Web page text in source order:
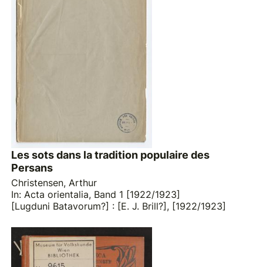
Les sots dans la tradition populaire des
Persans
Christensen, Arthur
In: Acta orientalia, Band 1 [1922/1923]
[Lugduni Batavorum?] : [E. J. Brill?], [1922/1923]